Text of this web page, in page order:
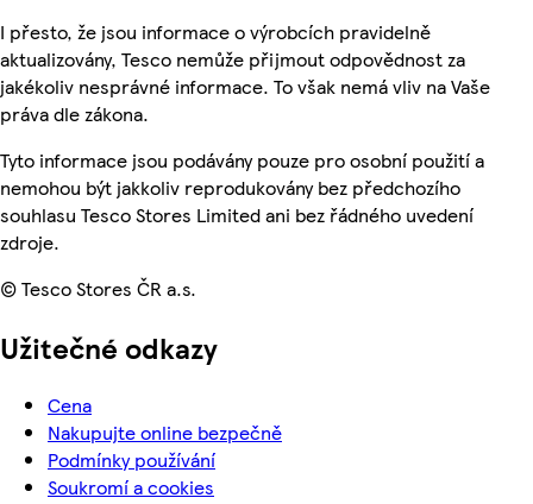
I přesto, že jsou informace o výrobcích pravidelně
aktualizovány, Tesco nemůže přijmout odpovědnost za
jakékoliv nesprávné informace. To však nemá vliv na Vaše
práva dle zákona.
Tyto informace jsou podávány pouze pro osobní použití a
nemohou být jakkoliv reprodukovány bez předchozího
souhlasu Tesco Stores Limited ani bez řádného uvedení
zdroje.
© Tesco Stores ČR a.s.
Užitečné odkazy
Cena
Nakupujte online bezpečně
Podmínky používání
Soukromí a cookies